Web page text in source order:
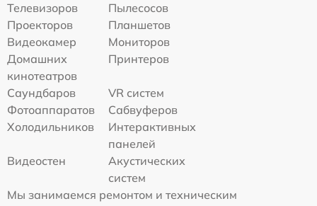
Телевизоров
Пылесосов
Проекторов
Планшетов
Видеокамер
Мониторов
Домашних
кинотеатров
Принтеров
Саундбаров
VR систем
Фотоаппаратов
Сабвуферов
Холодильников
Интерактивных
панелей
Видеостен
Акустических
систем
Мы занимаемся ремонтом и техническим